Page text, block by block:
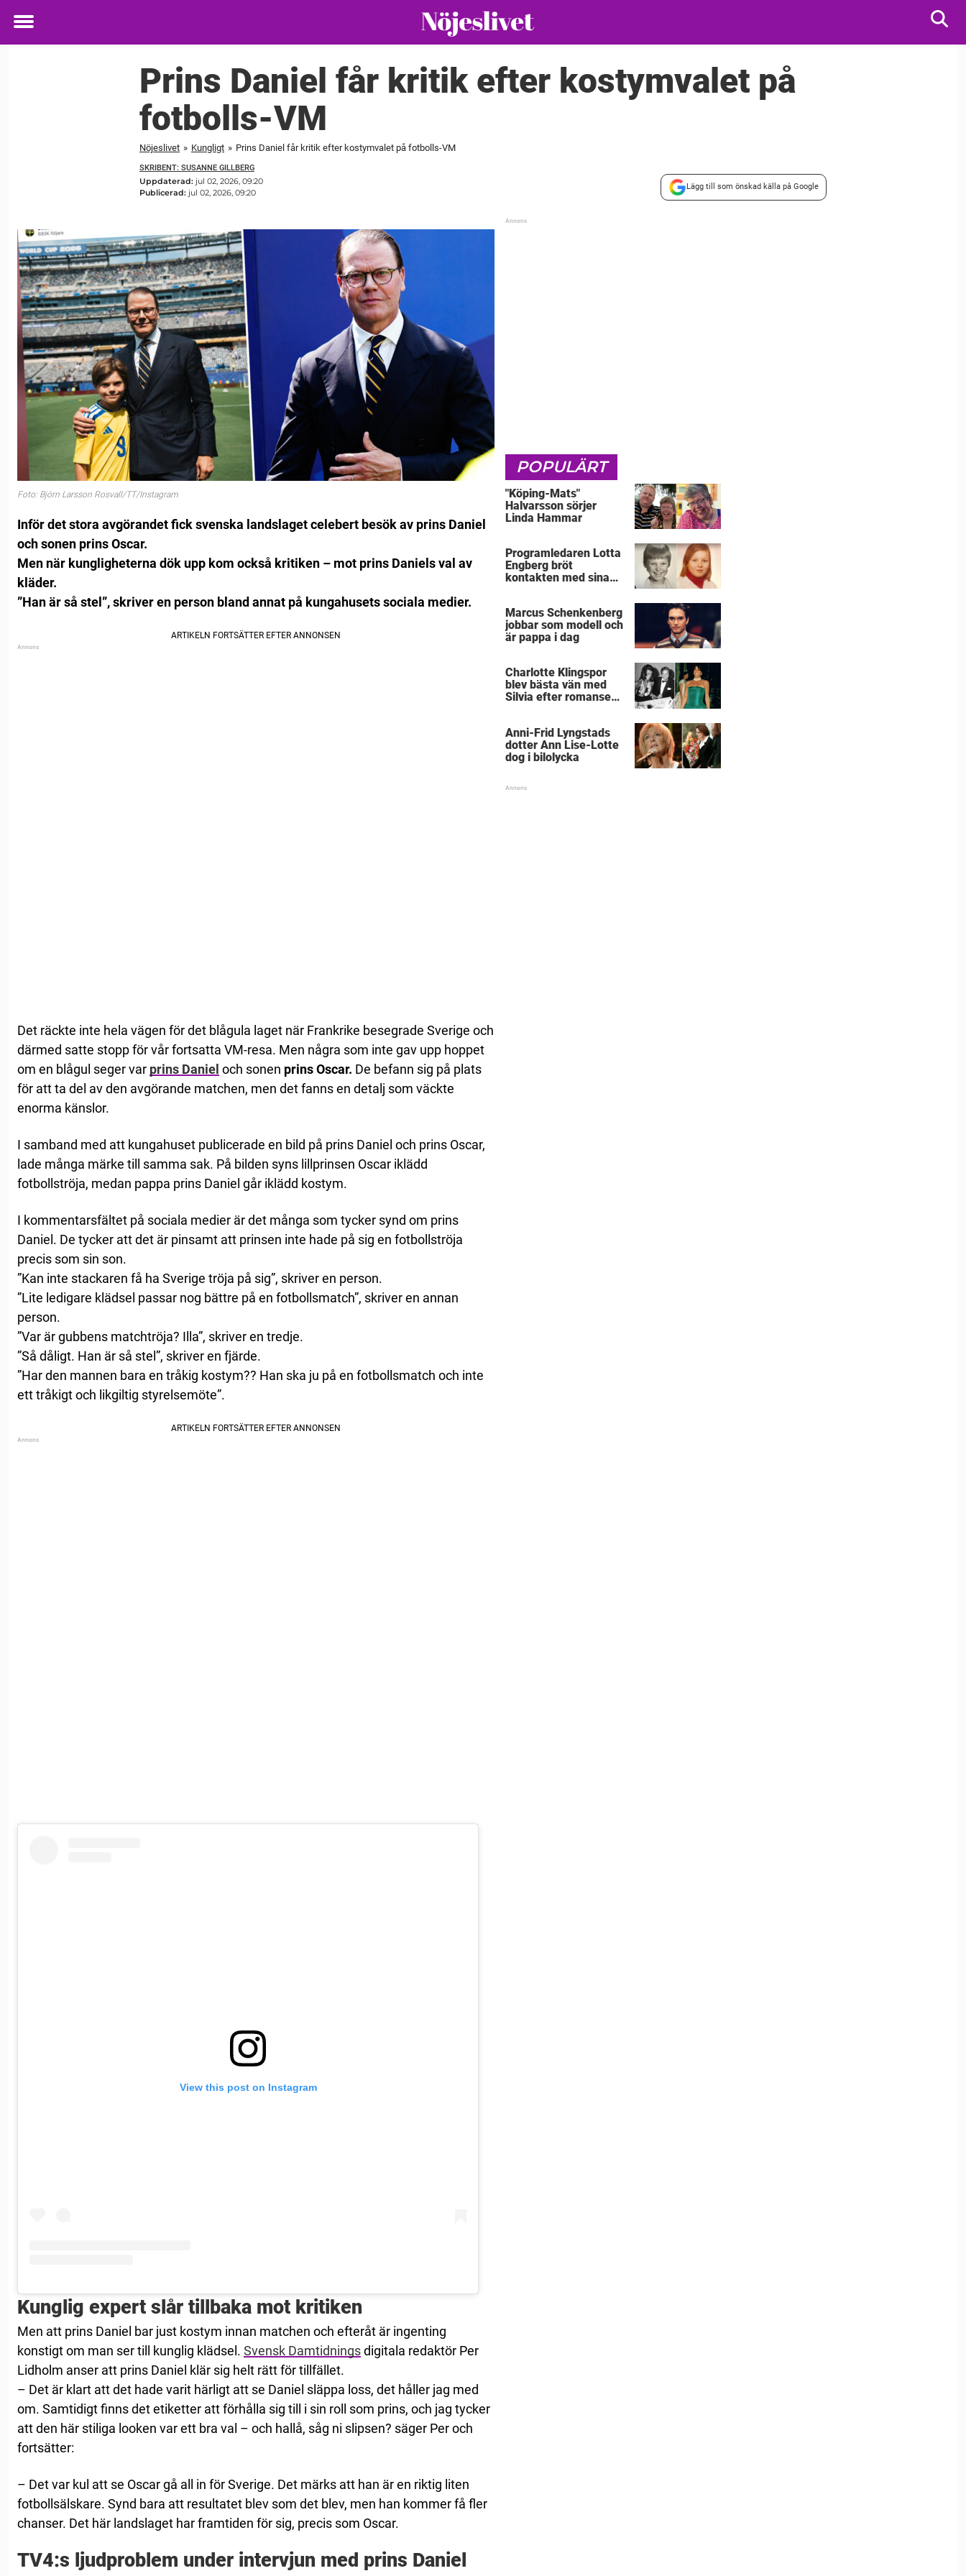
Toggle
Prins Daniel får kritik efter kostymvalet på
fotbolls-VM
Nöjeslivet » Kungligt » Prins Daniel får kritik efter kostymvalet på fotbolls-VM
SKRIBENT: SUSANNE GILLBERG
Uppdaterad: jul 02, 2026, 09:20
Publicerad: jul 02, 2026, 09:20
Lägg till som önskad källa på Google
Foto: Björn Larsson Rosvall/TT/Instagram
Inför det stora avgörandet fick svenska landslaget celebert besök av prins Daniel
och sonen prins Oscar.
Men när kungligheterna dök upp kom också kritiken – mot prins Daniels val av
kläder.
”Han är så stel”, skriver en person bland annat på kungahusets sociala medier.
Det räckte inte hela vägen för det blågula laget när Frankrike besegrade Sverige och
därmed satte stopp för vår fortsatta VM-resa. Men några som inte gav upp hoppet
om en blågul seger var prins Daniel och sonen prins Oscar. De befann sig på plats
för att ta del av den avgörande matchen, men det fanns en detalj som väckte
enorma känslor.
I samband med att kungahuset publicerade en bild på prins Daniel och prins Oscar,
lade många märke till samma sak. På bilden syns lillprinsen Oscar iklädd
fotbollströja, medan pappa prins Daniel går iklädd kostym.
I kommentarsfältet på sociala medier är det många som tycker synd om prins
Daniel. De tycker att det är pinsamt att prinsen inte hade på sig en fotbollströja
precis som sin son.
”Kan inte stackaren få ha Sverige tröja på sig”, skriver en person.
”Lite ledigare klädsel passar nog bättre på en fotbollsmatch”, skriver en annan
person.
”Var är gubbens matchtröja? Illa”, skriver en tredje.
”Så dåligt. Han är så stel”, skriver en fjärde.
”Har den mannen bara en tråkig kostym?? Han ska ju på en fotbollsmatch och inte
ett tråkigt och likgiltig styrelsemöte”.
View this post on Instagram
Kunglig expert slår tillbaka mot kritiken
Men att prins Daniel bar just kostym innan matchen och efteråt är ingenting
konstigt om man ser till kunglig klädsel. Svensk Damtidningsdigitala redaktör Per
Lidholm anser att prins Daniel klär sig helt rätt för tillfället.
– Det är klart att det hade varit härligt att se Daniel släppa loss, det håller jag med
om. Samtidigt finns det etiketter att förhålla sig till i sin roll som prins, och jag tycker
att den här stiliga looken var ett bra val – och hallå, såg ni slipsen? säger Per och
fortsätter:
– Det var kul att se Oscar gå all in för Sverige. Det märks att han är en riktig liten
fotbollsälskare. Synd bara att resultatet blev som det blev, men han kommer få fler
chanser. Det här landslaget har framtiden för sig, precis som Oscar.
TV4:s ljudproblem under intervjun med prins Daniel
POPULÄRT
"Köping-Mats"
Halvarsson sörjer
Linda Hammar
Programledaren Lotta
Engberg bröt
kontakten med sina
Marcus Schenkenberg
jobbar som modell och
är pappa i dag
Charlotte Klingspor
blev bästa vän med
Silvia efter romansen
Anni-Frid Lyngstads
dotter Ann Lise-Lotte
dog i bilolycka